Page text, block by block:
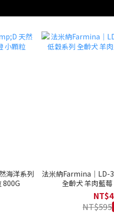
海洋系列
800G
法米納Farmina｜LD-
全齡犬 羊肉藍
NT$595